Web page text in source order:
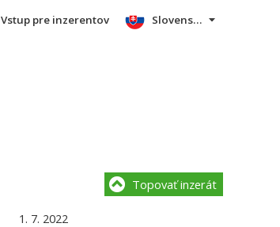
Vstup pre inzerentov Slovensky
Topovať inzerát
1. 7. 2022